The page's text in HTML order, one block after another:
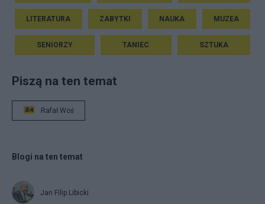
LITERATURA ZABYTKI NAUKA MUZEA
SENIORZY TANIEC SZTUKA
Piszą na ten temat
Rafał Woś
Blogi na ten temat
Jan Filip Libicki